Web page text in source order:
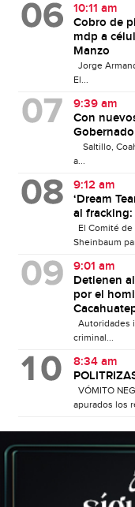
10:11 am
Cobro de
mdp a
Manzo
Jorge
El...
9:39 am
Con
Saltillo,
a...
9:12 am
‘Dream
al fracking:
El Comité
Sheinbaum
9:01 am
Detienen
por el
Autoridades
criminal...
8:34 am
VÓMITO
apurados los